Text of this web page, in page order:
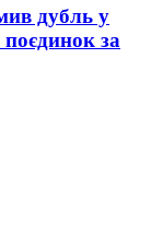
дубль у
поєдинок за